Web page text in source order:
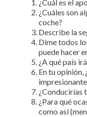
¿Cuál es el
¿Cuáles son
coche?
Describe la
Dime todos
puede hacer
¿A qué país
En tu opinión,
¿Conducirías
¿Para qué
como así